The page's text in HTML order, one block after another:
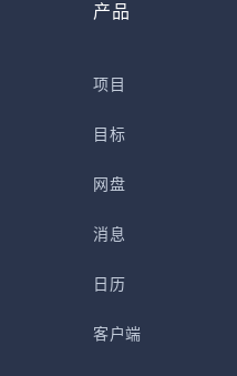
产品
项目
目标
网盘
消息
日历
客户端